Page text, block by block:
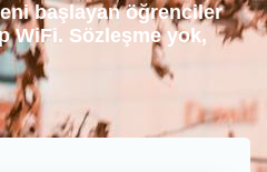
başlayan öğrenciler
WiFi. Sözleşme yok,